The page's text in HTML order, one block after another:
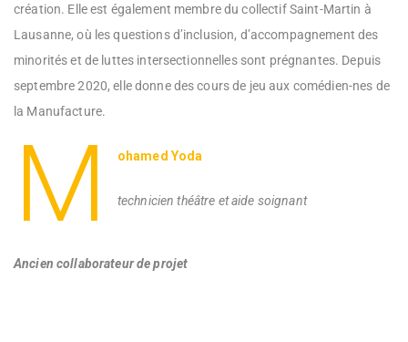
création. Elle est également membre du collectif Saint-Martin à
Lausanne, où les questions d’inclusion, d’accompagnement des
minorités et de luttes intersectionnelles sont prégnantes. Depuis
septembre 2020, elle donne des cours de jeu aux comédien-nes de
la Manufacture.
M ohamed Yoda
technicien théâtre et aide soignant
Ancien collaborateur de projet